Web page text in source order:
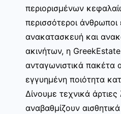
περιορισμένων
περισσότεροι άνθρωποι
ανακατασκευή και
ακινήτων, η
ανταγωνιστικά πακέτα
εγγυημένη ποιότητα
Δίνουμε τεχνικά άρτιες
αναβαθμίζουν